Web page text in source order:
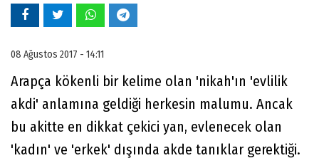
08 Ağustos 2017 - 14:11
Arapça kökenli bir kelime olan 'nikah'ın 'evlilik
akdi' anlamına geldiği herkesin malumu. Ancak
bu akitte en dikkat çekici yan, evlenecek olan
'kadın' ve 'erkek' dışında akde tanıklar gerektiği.